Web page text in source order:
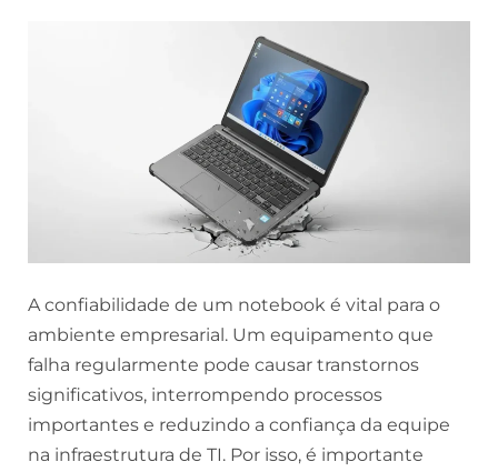
A confiabilidade de um notebook é vital para o
ambiente empresarial. Um equipamento que
falha regularmente pode causar transtornos
significativos, interrompendo processos
importantes e reduzindo a confiança da equipe
na infraestrutura de TI. Por isso, é importante